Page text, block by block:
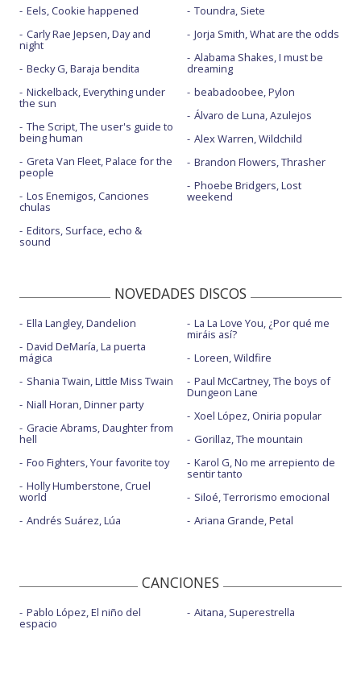
Eels, Cookie happened
Carly Rae Jepsen, Day and
night
Becky G, Baraja bendita
Nickelback, Everything under
the sun
The Script, The user's guide to
being human
Greta Van Fleet, Palace for the
people
Los Enemigos, Canciones
chulas
Editors, Surface, echo &
sound
Toundra, Siete
Jorja Smith, What are the odds
Alabama Shakes, I must be
dreaming
beabadoobee, Pylon
Álvaro de Luna, Azulejos
Alex Warren, Wildchild
Brandon Flowers, Thrasher
Phoebe Bridgers, Lost
weekend
NOVEDADES DISCOS
Ella Langley, Dandelion
David DeMaría, La puerta
mágica
Shania Twain, Little Miss Twain
Niall Horan, Dinner party
Gracie Abrams, Daughter from
hell
Foo Fighters, Your favorite toy
Holly Humberstone, Cruel
world
Andrés Suárez, Lúa
La La Love You, ¿Por qué me
miráis así?
Loreen, Wildfire
Paul McCartney, The boys of
Dungeon Lane
Xoel López, Oniria popular
Gorillaz, The mountain
Karol G, No me arrepiento de
sentir tanto
Siloé, Terrorismo emocional
Ariana Grande, Petal
CANCIONES
Pablo López, El niño del
espacio
Aitana, Superestrella